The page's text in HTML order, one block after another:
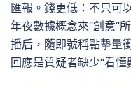
匯報。錢更低：不只可
年夜數據概念來“創意”
播后，隨即號稱點擊量
回應是質疑者缺少“看懂